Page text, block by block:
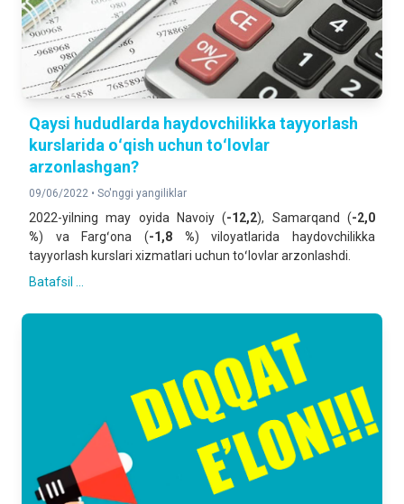
Qaysi hududlarda haydovchilikka tayyorlash
kurslarida oʻqish uchun toʻlovlar
arzonlashgan?
09/06/2022 • So'nggi yangiliklar
2022-yilning may oyida Navoiy (-12,2), Samarqand (-2,0
%) va Fargʻona (-1,8 %) viloyatlarida haydovchilikka
tayyorlash kurslari xizmatlari uchun toʻlovlar arzonlashdi.
Batafsil ...